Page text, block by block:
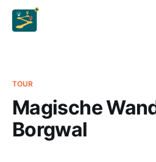
TOUR
Magische
Borgwal